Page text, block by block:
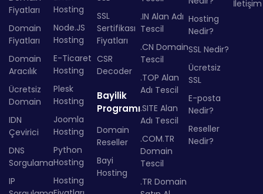
Fiyatları
Domain
Fiyatları
Domain
Aracılık
Ücretsiz
Domain
IDN
Çevirici
DNS
Sorgulama
IP
Hosting
Node.JS
Hosting
E-Ticaret
Hosting
Plesk
Hosting
Joomla
Hosting
Python
Hosting
Hosting
SSL
Sertifikası
Fiyatları
CSR
Decoder
Bayilik
Programı
Domain
Reseller
Bayi
Hosting
.IN Alan Adı
Tescil
.CN Domain
Tescil
.TOP Alan
Adı Tescil
.SITE Alan
Adı Tescil
.COM.TR
Domain
Tescil
.TR Domain
Hosting
Nedir?
SSL Nedir?
Ücretsiz
SSL
E-posta
Nedir?
Reseller
Nedir?
İletişim